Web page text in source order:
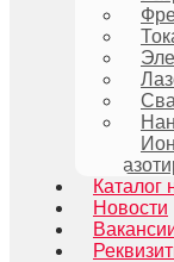
Каталог
Новости